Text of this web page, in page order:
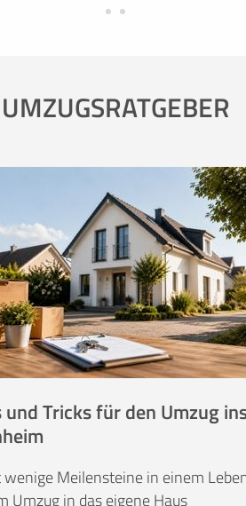
UMZUGSRATGEBER
und Tricks für den Umzug
wenige Meilensteine in einem
Umzug in das eigene Haus